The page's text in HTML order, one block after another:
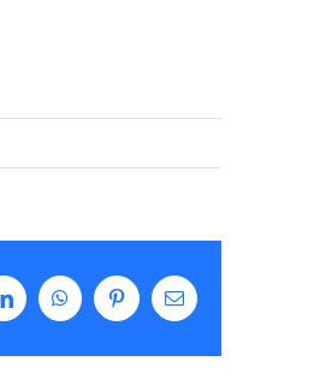
LinkedInWhatsAppPinterestEmail